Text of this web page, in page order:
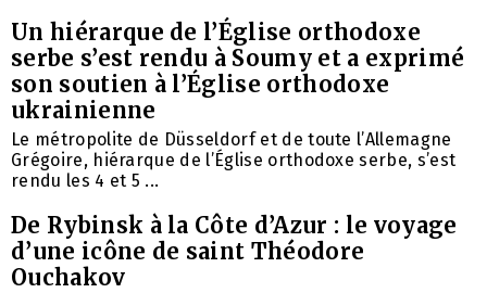
Un hiérarque de l’Église orthodoxe
serbe s’est rendu à Soumy et a exprimé
son soutien à l’Église orthodoxe
ukrainienne
Le métropolite de Düsseldorf et de toute l’Allemagne
Grégoire, hiérarque de l’Église orthodoxe serbe, s’est
rendu les 4 et 5 ...
De Rybinsk à la Côte d’Azur : le voyage
d’une icône de saint Théodore
Ouchakov